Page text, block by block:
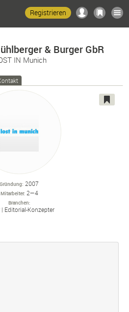
Registrieren
& Burger GbR
IN Munich
Gründung 2007
Mitarbeiter 2—4
Branchen
Editorial-Konzepter